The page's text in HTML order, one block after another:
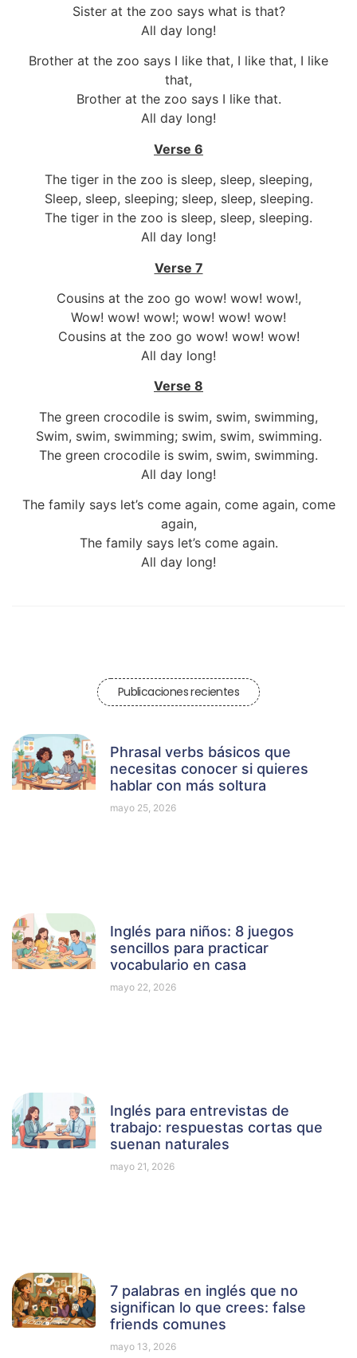
Sister at the zoo says what is that?
All day long!
Brother at the zoo says I like that, I like that, I like
that,
Brother at the zoo says I like that.
All day long!
Verse 6
The tiger in the zoo is sleep, sleep, sleeping,
Sleep, sleep, sleeping; sleep, sleep, sleeping.
The tiger in the zoo is sleep, sleep, sleeping.
All day long!
Verse 7
Cousins at the zoo go wow! wow! wow!,
Wow! wow! wow!; wow! wow! wow!
Cousins at the zoo go wow! wow! wow!
All day long!
Verse 8
The green crocodile is swim, swim, swimming,
Swim, swim, swimming; swim, swim, swimming.
The green crocodile is swim, swim, swimming.
All day long!
The family says let’s come again, come again, come
again,
The family says let’s come again.
All day long!
Publicaciones recientes
Phrasal verbs básicos que
necesitas conocer si quieres
hablar con más soltura
mayo 25, 2026
Inglés para niños: 8 juegos
sencillos para practicar
vocabulario en casa
mayo 22, 2026
Inglés para entrevistas de
trabajo: respuestas cortas que
suenan naturales
mayo 21, 2026
7 palabras en inglés que no
significan lo que crees: false
friends comunes
mayo 13, 2026